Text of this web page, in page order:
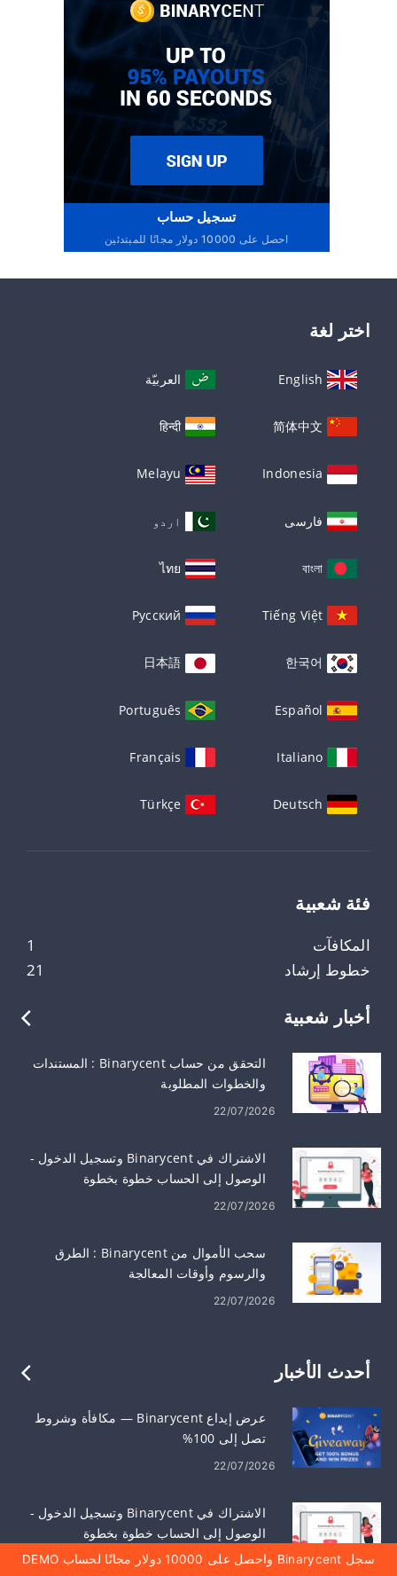
تسجيل حساب
احصل على 10000 دولار مجانًا للمبتدئين
اختر لغة
English العربيّة
简体中文
हिन्दी
Indonesia
Melayu
فارسی اردو
বাংলা
ไทย
Tiếng Việt
Русский
한국어
日本語
Español
Português
Italiano
Français
Deutsch
Türkçe
فئة شعبية
1
المكافآت
21
خطوط إرشاد
أخبار شعبية
التحقق من حساب Binarycent : المستندات
والخطوات المطلوبة
22/07/2026
الاشتراك في Binarycent وتسجيل الدخول -
الوصول إلى الحساب خطوة بخطوة
22/07/2026
سحب الأموال من Binarycent : الطرق
والرسوم وأوقات المعالجة
22/07/2026
أحدث الأخبار
عرض إيداع Binarycent — مكافأة وشروط
تصل إلى 100%
22/07/2026
الاشتراك في Binarycent وتسجيل الدخول -
الوصول إلى الحساب خطوة بخطوة
22/07/2026 سجل Binarycent واحصل على 10000 دولار مجانًا لحساب DEMO